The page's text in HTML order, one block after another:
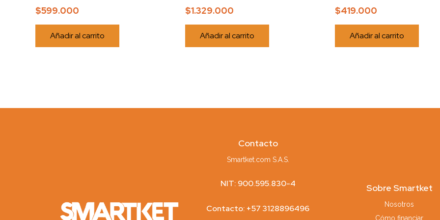
$599.000
Añadir al carrito
$1.329.000
Añadir al carrito
$419.000
Añadir al carrito
Contacto
Smartket.com S.A.S.
NIT: 900.595.830-4
Contacto: +57 3128896496
Sobre Smartket
Nosotros
Cómo financiar